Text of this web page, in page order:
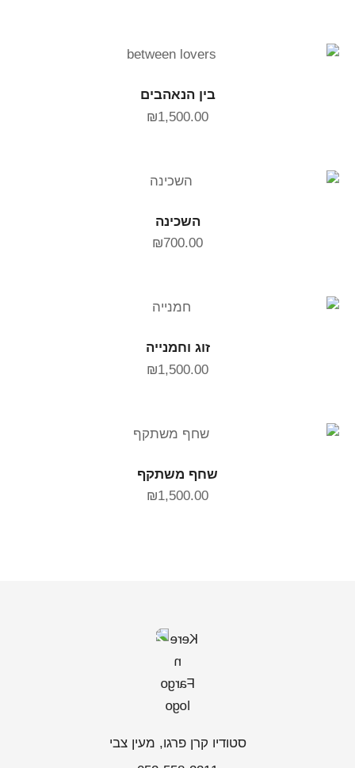
הוספה לסל
בין הנאהבים
₪1,500.00
הוספה לסל
השכינה
₪700.00
הוספה לסל
זוג וחמנייה
₪1,500.00
הוספה לסל
שחף משתקף
₪1,500.00
סטודיו קרן פרגו, מעין צבי